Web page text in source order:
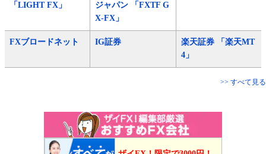
「LIGHT FX」
ジャパン 「FXTF G
X-FX」
FXブロードネット IG証券
楽天証券 「楽天MT
4」
>> すべて見る